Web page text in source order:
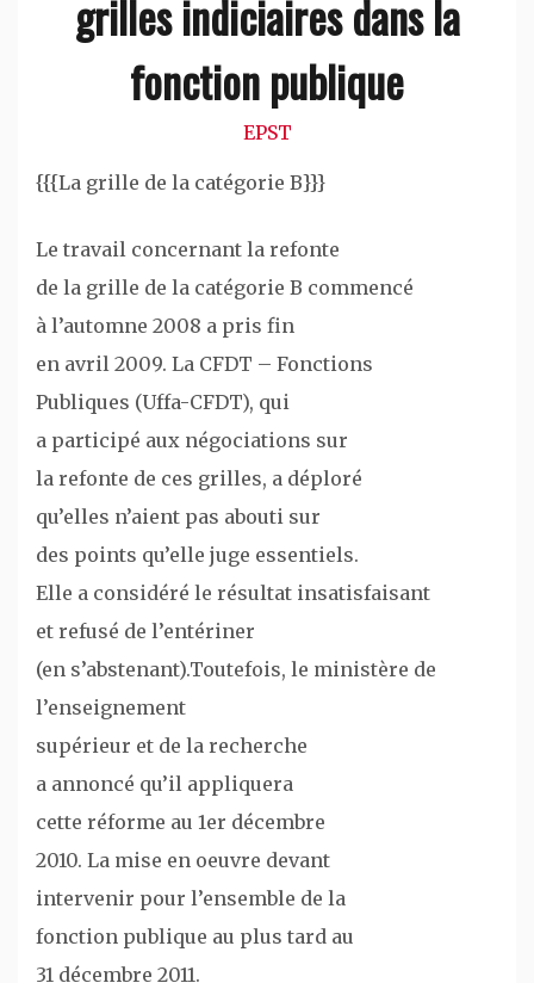
grilles indiciaires dans la
fonction publique
EPST
{{{La grille de la catégorie B}}}
Le travail concernant la refonte
de la grille de la catégorie B commencé
à l’automne 2008 a pris fin
en avril 2009. La CFDT – Fonctions
Publiques (Uffa-CFDT), qui
a participé aux négociations sur
la refonte de ces grilles, a déploré
qu’elles n’aient pas abouti sur
des points qu’elle juge essentiels.
Elle a considéré le résultat insatisfaisant
et refusé de l’entériner
(en s’abstenant).Toutefois, le ministère de
l’enseignement
supérieur et de la recherche
a annoncé qu’il appliquera
cette réforme au 1er décembre
2010. La mise en oeuvre devant
intervenir pour l’ensemble de la
fonction publique au plus tard au
31 décembre 2011.